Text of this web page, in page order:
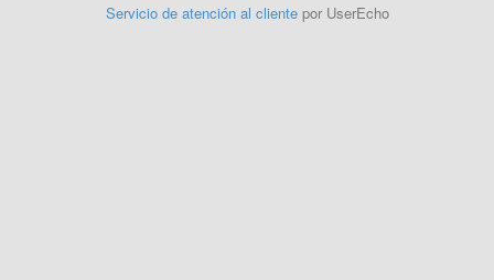
Servicio de atención al cliente por UserEcho